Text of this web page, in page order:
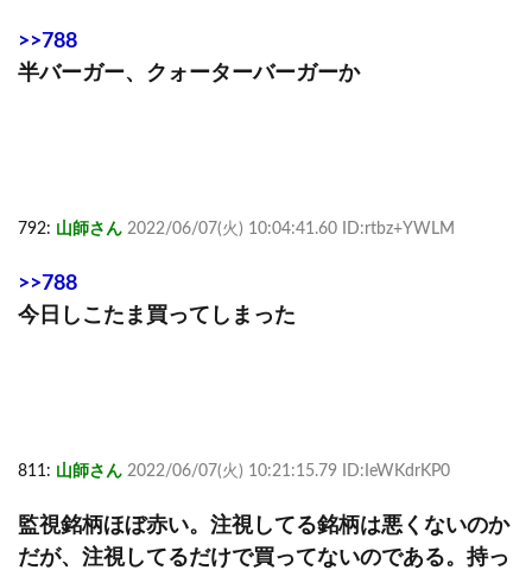
>>788
半バーガー、クォーターバーガーか
792: 山師さん 2022/06/07(火) 10:04:41.60 ID:rtbz+YWLM
>>788
今日しこたま買ってしまった
811: 山師さん 2022/06/07(火) 10:21:15.79 ID:IeWKdrKP0
監視銘柄ほぼ赤い。注視してる銘柄は悪くないのか
だが、注視してるだけで買ってないのである。持っ